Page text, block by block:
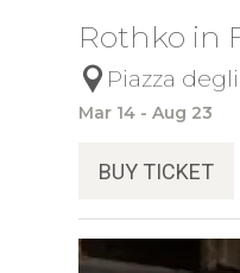
Rothko in
Piazza
Mar 14 - Aug 23
BUY TICKET